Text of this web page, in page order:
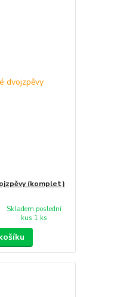
(komplet)
Skladem poslední
kus 1 ks